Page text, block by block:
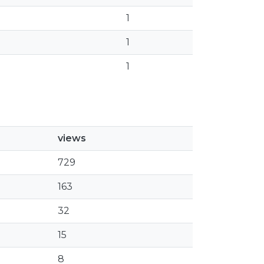
1
1
1
views
729
163
32
15
8